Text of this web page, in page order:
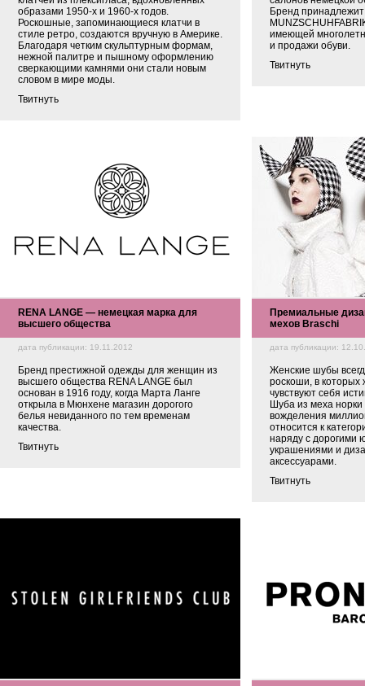
образами 1950-х и 1960-х годов.
Роскошные, запоминающиеся клатчи в
стиле ретро, создаются вручную в Америке.
Благодаря четким скульптурным формам,
нежной палитре и пышному оформлению
сверкающими камнями они стали новым
словом в мире моды.
Твитнуть
Бренд
имеющей
и продажи обуви.
Твитнуть
RENA LANGE — немецкая марка для
высшего общества
дата публикации: 19.11.2012
Бренд престижной одежды для женщин из
высшего общества RENA LANGE был
основан в 1916 году, когда Марта Ланге
открыла в Мюнхене магазин дорогого
белья невиданного по тем временам
качества.
Твитнуть
Премиальные
мехов Braschi
дата публикации:
Женские шубы
роскоши, в
чувствуют себя
Шуба из меха
вожделения
относится к
наряду с дорогими
украшениями и
аксессуарами.
Твитнуть